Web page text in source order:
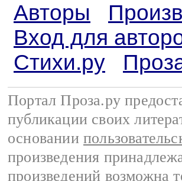
Авторы
Вход для
Стихи.ру
Портал Проза.ру
публикации своих
основании
произведения
произведений возможна